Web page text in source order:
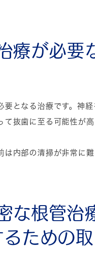
療が必要
要となる治療です。神
抜歯に至る可能性が
内部の清掃が非常に
な根管治
ための